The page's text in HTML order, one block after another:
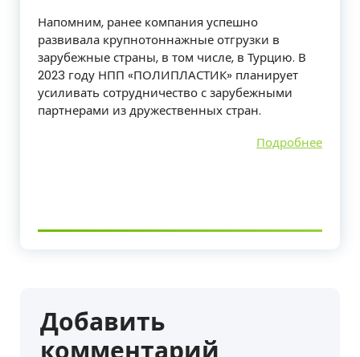
Напомним, ранее компания успешно
развивала крупнотоннажные отгрузки в
зарубежные страны, в том числе, в Турцию. В
2023 году НПП «ПОЛИПЛАСТИК» планирует
усиливать сотрудничество с зарубежными
партнерами из дружественных стран.
Подробнее
Добавить